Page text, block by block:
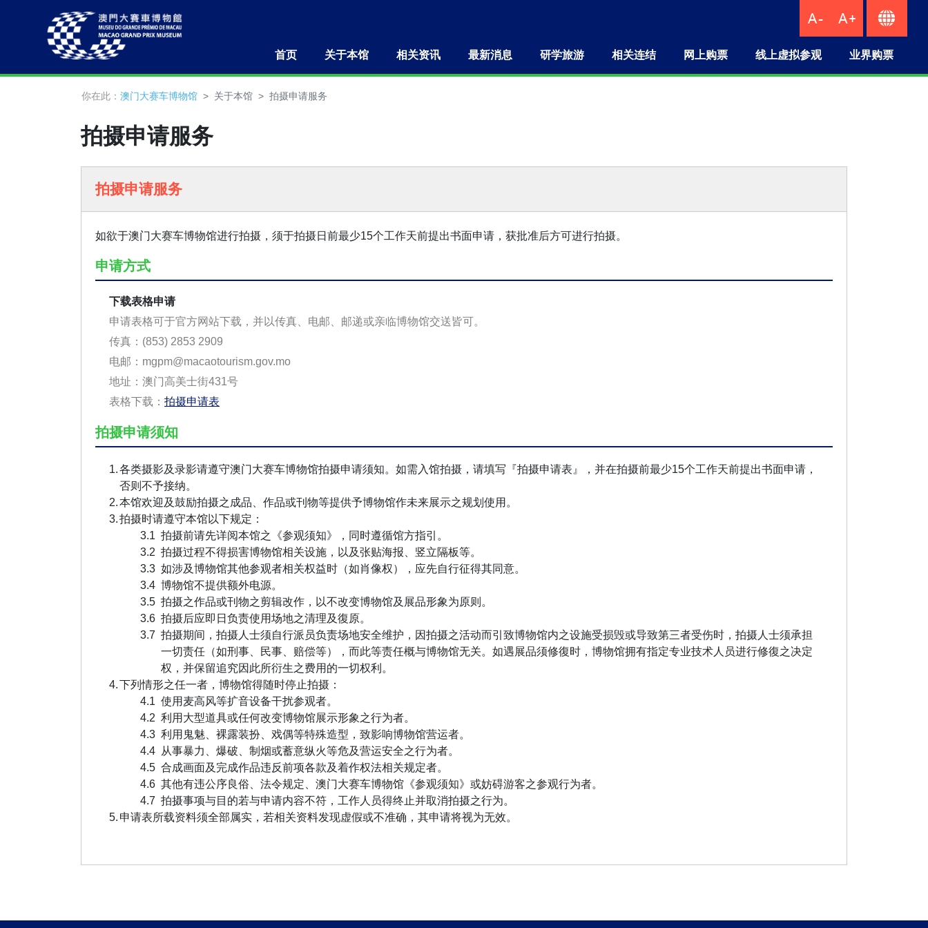
首页 关于本馆 相关资讯 最新消息 研学旅游 相关连结 网上购票 线上虚拟参观 业界购票
你在此： 澳门大赛车博物馆 关于本馆 拍摄申请服务
拍摄申请服务
拍摄申请服务
如欲于澳门大赛车博物馆进行拍摄，须于拍摄日前最少15个工作天前提出书面申请，获批准后方可进行拍摄。
申请方式
下载表格申请
申请表格可于官方网站下载，并以传真、电邮、邮递或亲临博物馆交送皆可。
传真： (853) 2853 2909
电邮： mgpm@macaotourism.gov.mo
地址：澳门高美士街431号
表格下载： 拍摄申请表
拍摄申请须知
各类摄影及录影请遵守澳门大赛车博物馆拍摄申请须知。如需入馆拍摄，请填写『拍摄申请表』，并在拍摄前最少15个工作天前提出书面申请，
否则不予接纳。
本馆欢迎及鼓励拍摄之成品、作品或刊物等提供予博物馆作未来展示之规划使用。
拍摄时请遵守本馆以下规定：
拍摄前请先详阅本馆之《参观须知》，同时遵循馆方指引。
拍摄过程不得损害博物馆相关设施，以及张贴海报、竖立隔板等。
如涉及博物馆其他参观者相关权益时（如肖像权），应先自行征得其同意。
博物馆不提供额外电源。
拍摄之作品或刊物之剪辑改作，以不改变博物馆及展品形象为原则。
拍摄后应即日负责使用场地之清理及復原。
拍摄期间，拍摄人士须自行派员负责场地安全维护，因拍摄之活动而引致博物馆内之设施受损毁或导致第三者受伤时，拍摄人士须承担
一切责任（如刑事、民事、赔偿等），而此等责任概与博物馆无关。如遇展品须修復时，博物馆拥有指定专业技术人员进行修復之决定
权，并保留追究因此所衍生之费用的一切权利。
下列情形之任一者，博物馆得随时停止拍摄：
使用麦高风等扩音设备干扰参观者。
利用大型道具或任何改变博物馆展示形象之行为者。
利用鬼魅、裸露装扮、戏偶等特殊造型，致影响博物馆营运者。
从事暴力、爆破、制烟或蓄意纵火等危及营运安全之行为者。
合成画面及完成作品违反前项各款及着作权法相关规定者。
其他有违公序良俗、法令规定、澳门大赛车博物馆《参观须知》或妨碍游客之参观行为者。
拍摄事项与目的若与申请内容不符，工作人员得终止并取消拍摄之行为。
申请表所载资料须全部属实，若相关资料发现虚假或不准确，其申请将视为无效。